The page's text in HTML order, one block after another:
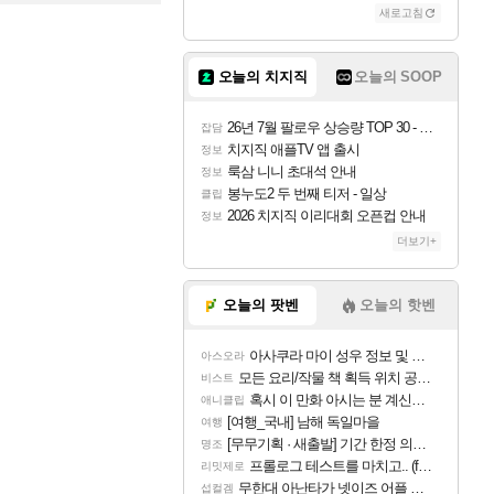
새로고침
오늘의 치지직 오늘의 SOOP
잡담 26년 7월 팔로우 상승량 TOP 30 - 월간 치지직
정보 치지직 애플TV 앱 출시
정보 룩삼 니니 초대석 안내
클립 봉누도2 두 번째 티저 - 일상
정보 2026 치지직 이리대회 오픈컵 안내
더보기+
오늘의 팟벤 오늘의 핫벤
아스오라 아사쿠라 마이 성우 정보 및 주요 필모
비스트 모든 요리/작물 책 획득 위치 공략 (36개) - 미식가 도전과제
애니클립 혹시 이 만화 아시는 분 계신가요
여행 [여행_국내] 남해 독일마을
명조 [무무기획 · 새출발] 기간 한정 의뢰 이벤트
리밋제로 프롤로그 테스트를 마치고.. (feat. 리아)
섭컬겜 무한대 아난타가 넷이즈 어플 달력에 일정 등록